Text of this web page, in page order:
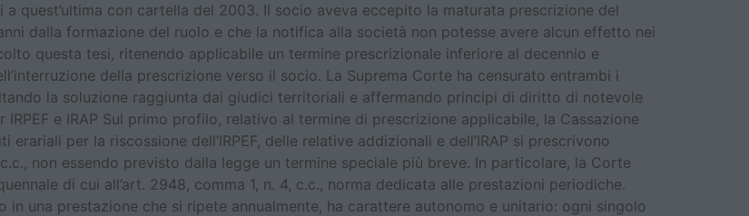
quest’ultima con cartella del 2003. Il socio aveva eccepito la maturata prescrizione del
dalla formazione del ruolo e che la notifica alla società non potesse avere alcun effetto nei
questa tesi, ritenendo applicabile un termine prescrizionale inferiore al decennio e
della prescrizione verso il socio. La Suprema Corte ha censurato entrambi i
la soluzione raggiunta dai giudici territoriali e affermando principi di diritto di notevole
e IRAP Sul primo profilo, relativo al termine di prescrizione applicabile, la Cassazione
per la riscossione dell’IRPEF, delle relative addizionali e dell’IRAP si prescrivono
non essendo previsto dalla legge un termine speciale più breve. In particolare, la Corte
di cui all’art. 2948, comma 1, n. 4, c.c., norma dedicata alle prestazioni periodiche.
in una prestazione che si ripete annualmente, ha carattere autonomo e unitario: ogni singolo